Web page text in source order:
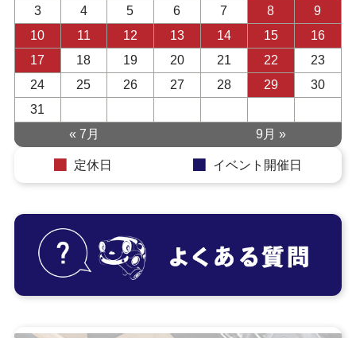
3
4 5 6 7 8
9
10
11 12 13 14 15
16
17
18 19 20 21 22
23
24
25 26 27 28 29
30
31
« 7月
9月 »
定休日 イベント開催日